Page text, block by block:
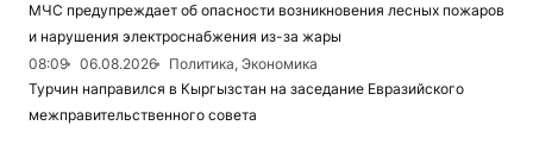
МЧС предупреждает об опасности возникновения лесных пожаров
и нарушения электроснабжения из-за жары
08:09
06.08.2026
Политика, Экономика
Турчин направился в Кыргызстан на заседание Евразийского
межправительственного совета